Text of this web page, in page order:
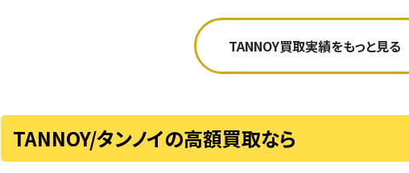
TANNOY買取実績をもっと見る
TANNOY/タンノイの高額買取なら